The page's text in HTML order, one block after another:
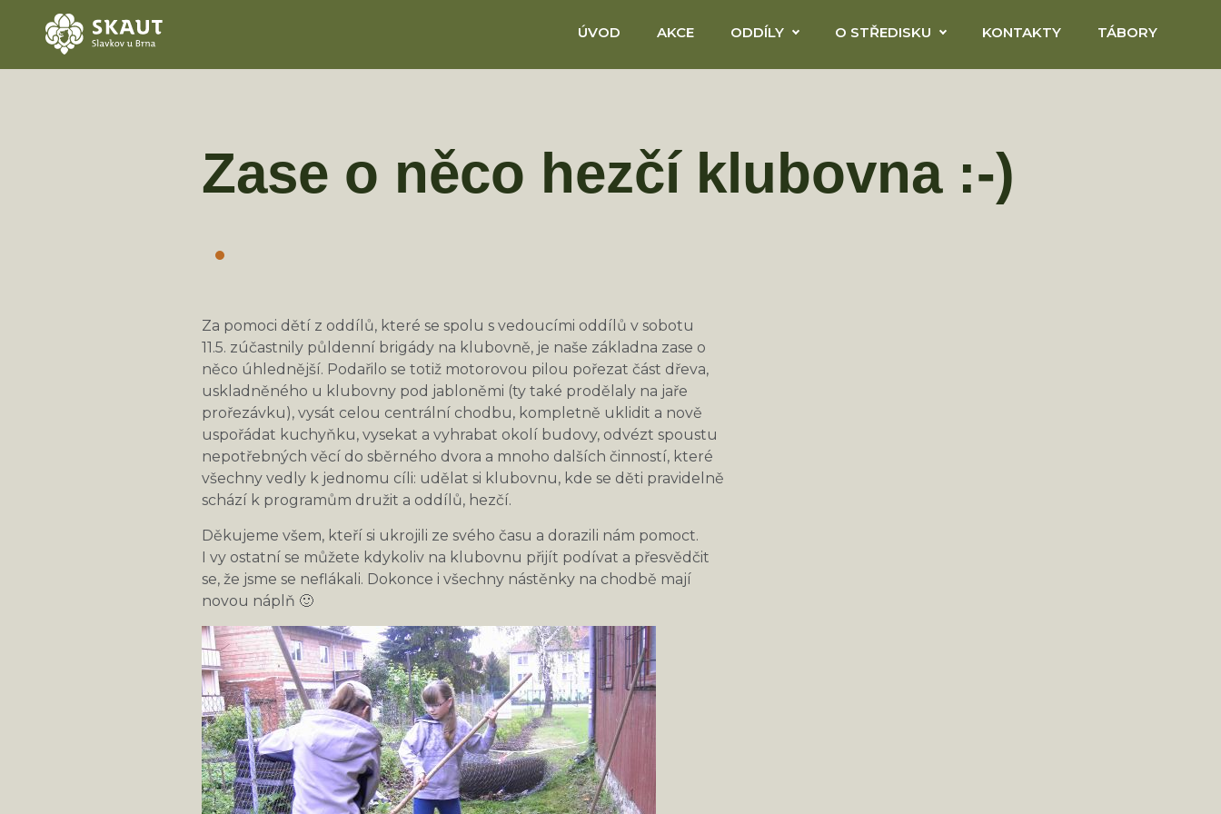
ÚVOD AKCE ODDÍLY O STŘEDISKU KONTAKTY TÁBORY
Zase o něco hezčí klubovna :-)
Za pomoci dětí z oddílů, které se spolu s vedoucími oddílů v sobotu
11.5. zúčastnily půldenní brigády na klubovně, je naše základna zase o
něco úhlednější. Podařilo se totiž motorovou pilou pořezat část dřeva,
uskladněného u klubovny pod jabloněmi (ty také prodělaly na jaře
prořezávku), vysát celou centrální chodbu, kompletně uklidit a nově
uspořádat kuchyňku, vysekat a vyhrabat okolí budovy, odvézt spoustu
nepotřebných věcí do sběrného dvora a mnoho dalších činností, které
všechny vedly k jednomu cíli: udělat si klubovnu, kde se děti pravidelně
schází k programům družit a oddílů, hezčí.
Děkujeme všem, kteří si ukrojili ze svého času a dorazili nám pomoct.
I vy ostatní se můžete kdykoliv na klubovnu přijít podívat a přesvědčit
se, že jsme se neflákali. Dokonce i všechny nástěnky na chodbě mají
novou náplň 🙂